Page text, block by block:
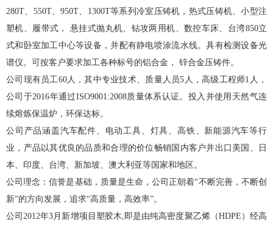
280T、550T、950T、1300T等系列冷室压铸机，热式压铸机、小型注
塑机、履带式， 悬挂式抛丸机、钻攻两用机、数控车床、台湾850立
式和卧室加工中心等设备，并配有静电喷涂流水线。具有检测设备光
谱仪。可按客户要求加工各种标号的铝合金， 锌合金压铸件。
公司现有员工60人，其中专业技术、质量人员5人，高级工程师1人，
公司于2016年通过ISO9001:2008质量体系认证。投入并使用天然气连
续熔炼保温炉，环保达标。
公司产品涵盖汽车配件、电动工具、灯具、高铁、新能源汽车等行
业，产品以其优良的品质和合理的价位畅销国内客户并出口美国、日
本、印度、台湾、新加坡、澳大利亚等国家和地区。
公司理念：信誉是基础，质量是生命，公司正朝着“不断完善，不断创
新”的方向发展，追求“高质量，高效率”。
公司2012年3月新增项目塑胶木,即是由纯高密度聚乙烯（HDPE）经高